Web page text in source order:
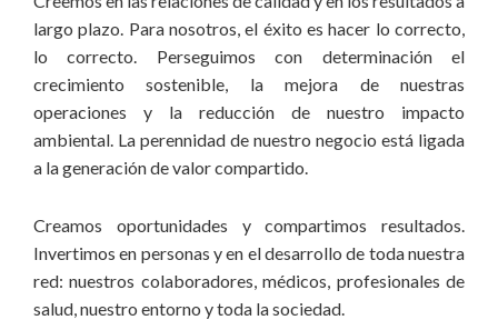
largo plazo. Para nosotros, el éxito es hacer lo correcto,
lo correcto. Perseguimos con determinación el
crecimiento sostenible, la mejora de nuestras
operaciones y la reducción de nuestro impacto
ambiental. La perennidad de nuestro negocio está ligada
a la generación de valor compartido.
Creamos oportunidades y compartimos resultados.
Invertimos en personas y en el desarrollo de toda nuestra
red: nuestros colaboradores, médicos, profesionales de
salud, nuestro entorno y toda la sociedad.